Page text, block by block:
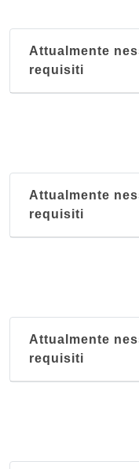
Attualmente
requisiti
Attualmente
requisiti
Attualmente
requisiti